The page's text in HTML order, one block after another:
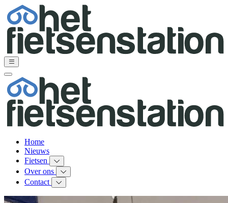
Home
Nieuws
Fietsen
Over ons
Contact